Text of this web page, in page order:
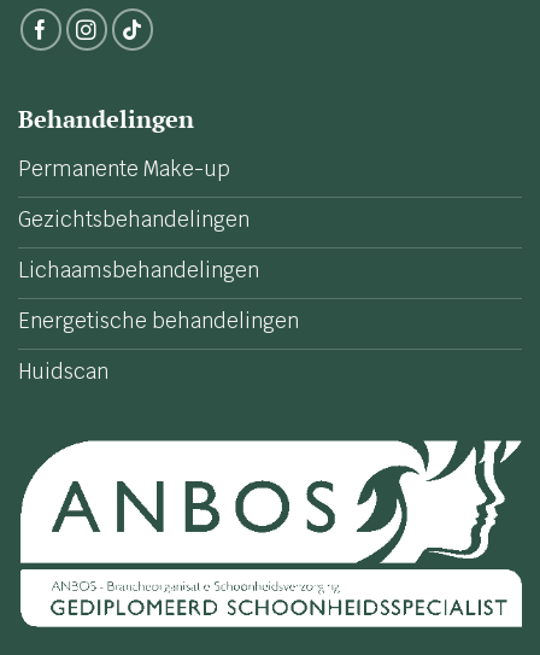
Behandelingen
Permanente Make-up
Gezichtsbehandelingen
Lichaamsbehandelingen
Energetische behandelingen
Huidscan